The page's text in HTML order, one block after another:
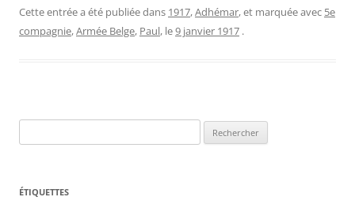
Cette entrée a été publiée dans 1917,Adhémar, et marquée avec 5e
compagnie,Armée Belge, Paul, le9 janvier 1917 .
ÉTIQUETTES